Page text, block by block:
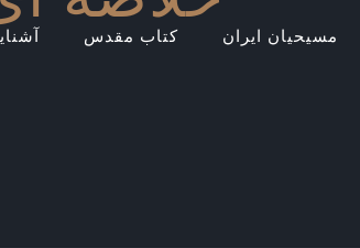
مسیحیان ایران کتاب مقدس